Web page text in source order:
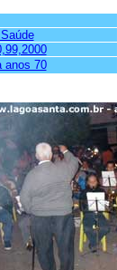
anos 70